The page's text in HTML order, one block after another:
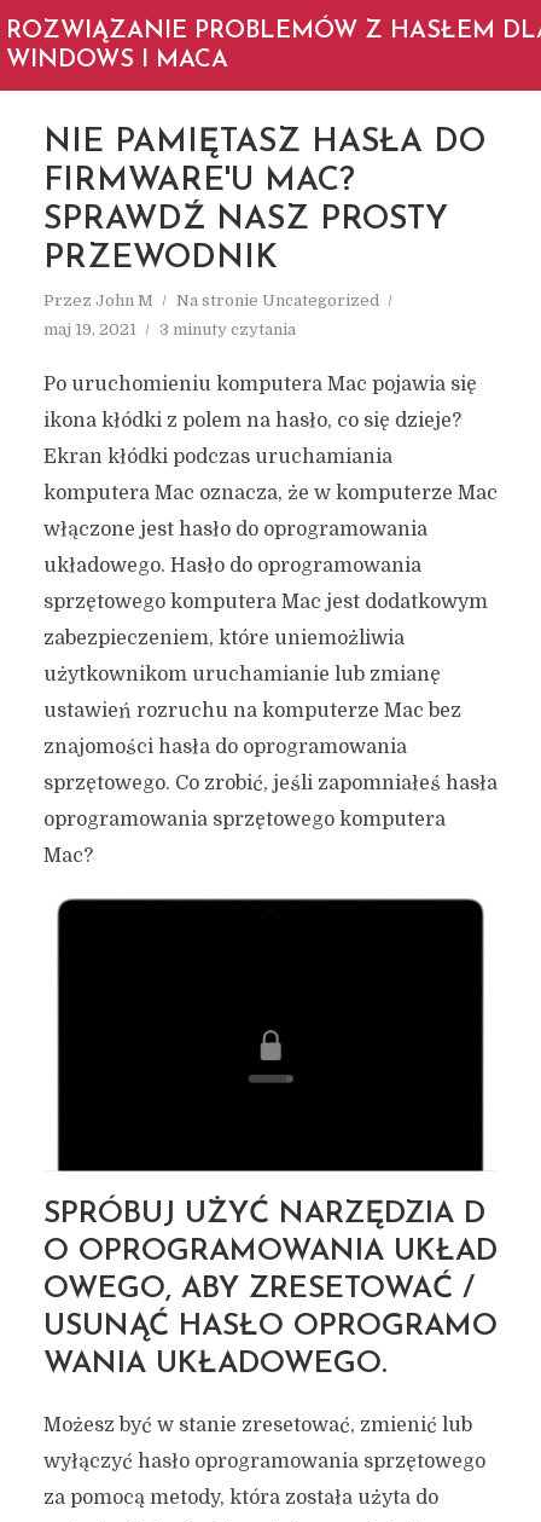
ROZWIĄZANIE PROBLEMÓW Z HASŁEM
WINDOWS I MACA
NIE PAMIĘTASZ HASŁA DO
FIRMWARE'U MAC?
SPRAWDŹ NASZ PROSTY
PRZEWODNIK
Przez John M Na stronie Uncategorized
maj 19, 2021
3 minuty czytania
Po uruchomieniu komputera Mac pojawia się
ikona kłódki z polem na hasło, co się dzieje?
Ekran kłódki podczas uruchamiania
komputera Mac oznacza, że w komputerze Mac
włączone jest hasło do oprogramowania
układowego. Hasło do oprogramowania
sprzętowego komputera Mac jest dodatkowym
zabezpieczeniem, które uniemożliwia
użytkownikom uruchamianie lub zmianę
ustawień rozruchu na komputerze Mac bez
znajomości hasła do oprogramowania
sprzętowego. Co zrobić, jeśli zapomniałeś hasła
oprogramowania sprzętowego komputera
Mac?
SPRÓBUJ UŻYĆ NARZĘDZIA D
O OPROGRAMOWANIA UKŁAD
OWEGO, ABY ZRESETOWAĆ /
USUNĄĆ HASŁO OPROGRAMO
WANIA UKŁADOWEGO.
Możesz być w stanie zresetować, zmienić lub
wyłączyć hasło oprogramowania sprzętowego
za pomocą metody, która została użyta do